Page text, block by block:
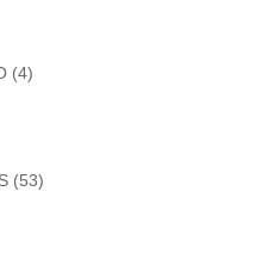
(4)
(53)